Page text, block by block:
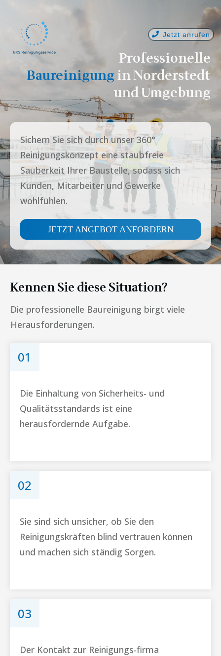
Jetzt anrufen
Professionelle
BaureinigunginNorderstedt
und Umgebung
Sichern Sie sich durch unser 360°
Reinigungskonzept eine staubfreie
Sauberkeit Ihrer Baustelle, sodass sich
Kunden, Mitarbeiter und Gewerke
wohlfühlen.
JETZT ANGEBOT ANFORDERN
Kennen Sie diese Situation?
Die professionelle Baureinigung birgt viele
Herausforderungen.
01
Die Einhaltung von Sicherheits- und
Qualitätsstandards ist eine
herausfordernde Aufgabe.
02
Sie sind sich unsicher, ob Sie den
Reinigungskräften blind vertrauen können
und machen sich ständig Sorgen.
03
Der Kontakt zur Reinigungs-firma